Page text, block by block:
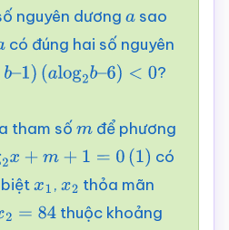
nguyên dương asao
có đúng hai số nguyên
b–1) (alog2b–6) <0
?
tham số mđể phương
2 x+ m+ 1= 0 (1)
có
x1 , x2 thỏa mãn
84
thuộc khoảng